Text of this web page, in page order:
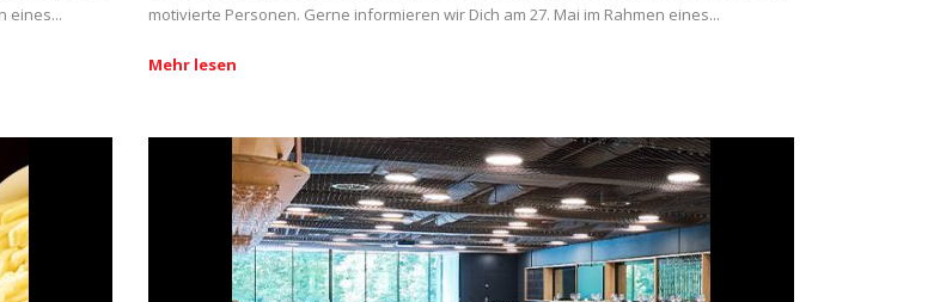
eines...
motivierte Personen. Gerne informieren wir Dich am 27. Mai im Rahmen eines...
Mehr lesen